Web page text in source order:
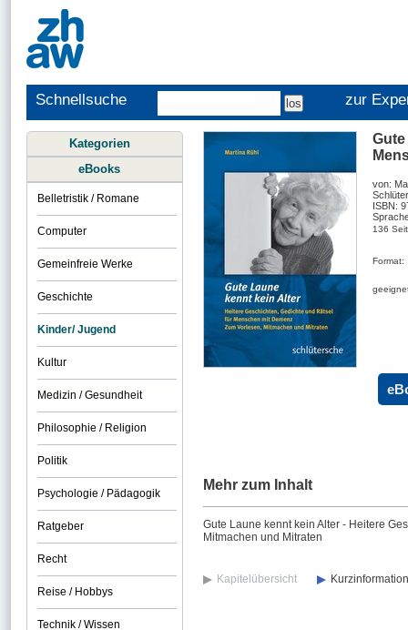
Schnellsuche zur
von:
ISBN:
136
Format:
Mehr zum Inhalt
Gute Laune kennt kein Alter - Heitere
Mitmachen und Mitraten
Kapitelübersicht Kurzinformation
Kategorien
eBooks
Belletristik / Romane
Computer
Gemeinfreie Werke
Geschichte
Kinder/ Jugend
Kultur
Medizin / Gesundheit
Philosophie / Religion
Politik
Psychologie / Pädagogik
Ratgeber
Recht
Reise / Hobbys
Technik / Wissen